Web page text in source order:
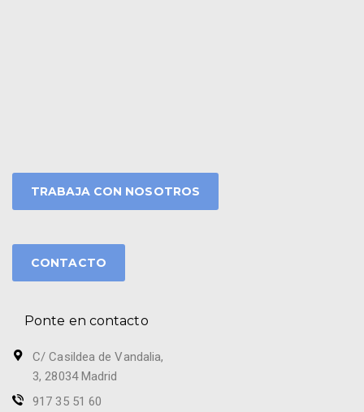
TRABAJA CON NOSOTROS
CONTACTO
Ponte en contacto
C/ Casildea de Vandalia,
3, 28034 Madrid
917 35 51 60